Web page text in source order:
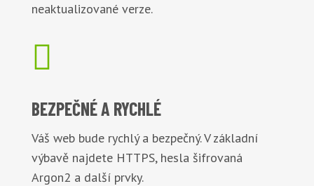
neaktualizované verze.

BEZPEČNÉA RYCHLÉ
Váš web bude rychlý a bezpečný. V základní
výbavě najdete HTTPS, hesla šifrovaná
Argon2 a další prvky.